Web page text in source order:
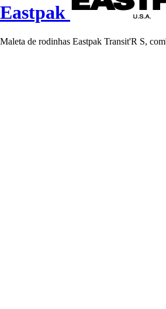
Eastpak
Maleta de rodinhas Eastpak Transit'R S,